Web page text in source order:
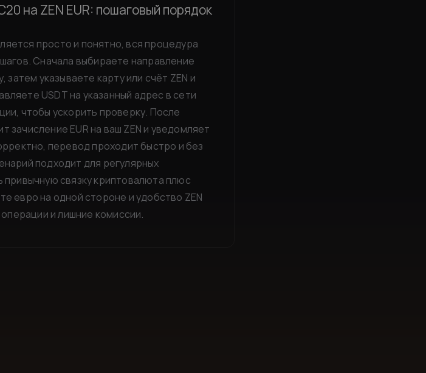
на ZEN EUR: пошаговый порядок
просто и понятно, вся процедура
Сначала выбираете направление
указываете карту или счёт ZEN и
USDT на указанный адрес в сети
чтобы ускорить проверку. После
зачисление EUR на ваш ZEN и уведомляет
перевод проходит быстро и без
подходит для регулярных
привычную связку криптовалюта плюс
евро на одной стороне и удобство ZEN
и лишние комиссии.